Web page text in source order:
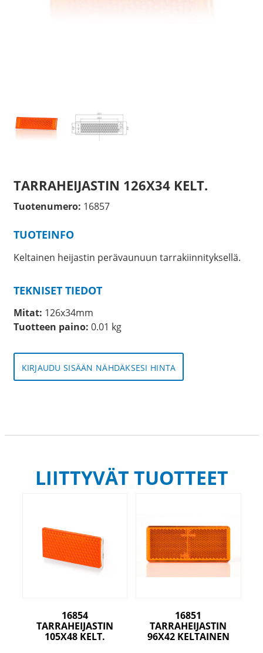
TARRAHEIJASTIN 126X34 KELT.
Tuotenumero: 16857
TUOTEINFO
Keltainen heijastin perävaunuun tarrakiinnityksellä.
TEKNISET TIEDOT
Mitat: 126x34mm
Tuotteen paino: 0.01 kg
KIRJAUDU SISÄÄN NÄHDÄKSESI HINTA
LIITTYVÄT TUOTTEET
16854
TARRAHEIJASTIN
105X48 KELT.
16851
TARRAHEIJASTIN
96X42 KELTAINEN